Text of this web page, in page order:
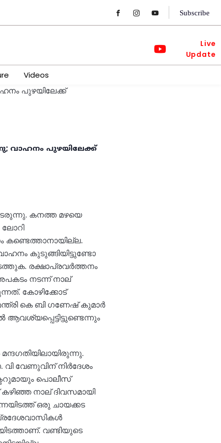
Subscribe
Live
Update
Videos
വാഹനം പുഴയിലേക്ക്
കനത്ത മഴയെ
കണ്ടെത്താനായില്ല.
കുടുങ്ങിയിട്ടുണ്ടോ
രക്ഷാപ്രവർത്തനം
നടന്ന് നാല്
കോഴിക്കോട്
കെ ബി ഗണേഷ് കുമാർ
വി വേണുവിന് നിർദേശം
പൊലീസ്
നാല് ദിവസമായി
ഒരു ചായക്കട
വണ്ടിയുടെ